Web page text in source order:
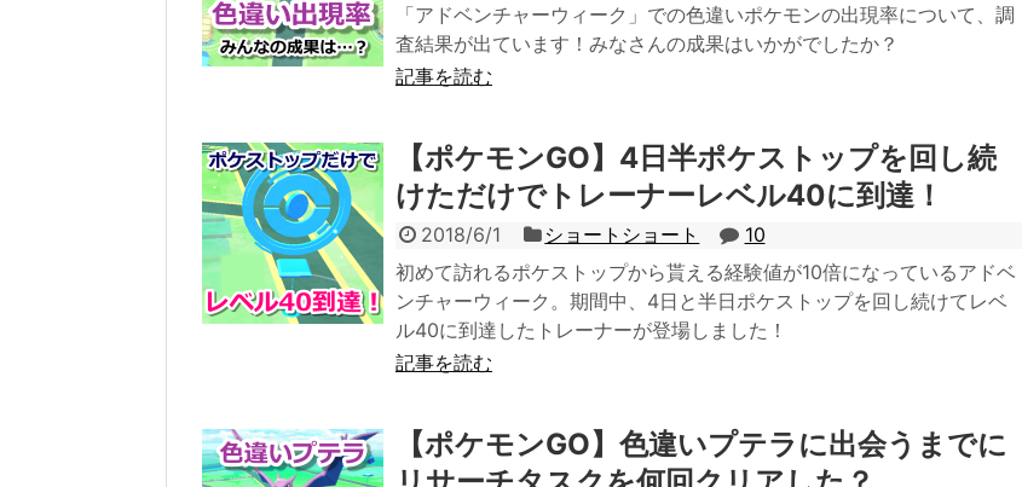
「アドベンチャーウィーク」での色違いポケモンの出現率について、調
査結果が出ています！みなさんの成果はいかがでしたか？
記事を読む
【ポケモンGO】4日半ポケストップを回し続
けただけでトレーナーレベル40に到達！
2018/6/1 ショートショート
10
初めて訪れるポケストップから貰える経験値が10倍になっているアドベ
ンチャーウィーク。期間中、4日と半日ポケストップを回し続けてレベ
ル40に到達したトレーナーが登場しました！
記事を読む
【ポケモンGO】色違いプテラに出会うまでに